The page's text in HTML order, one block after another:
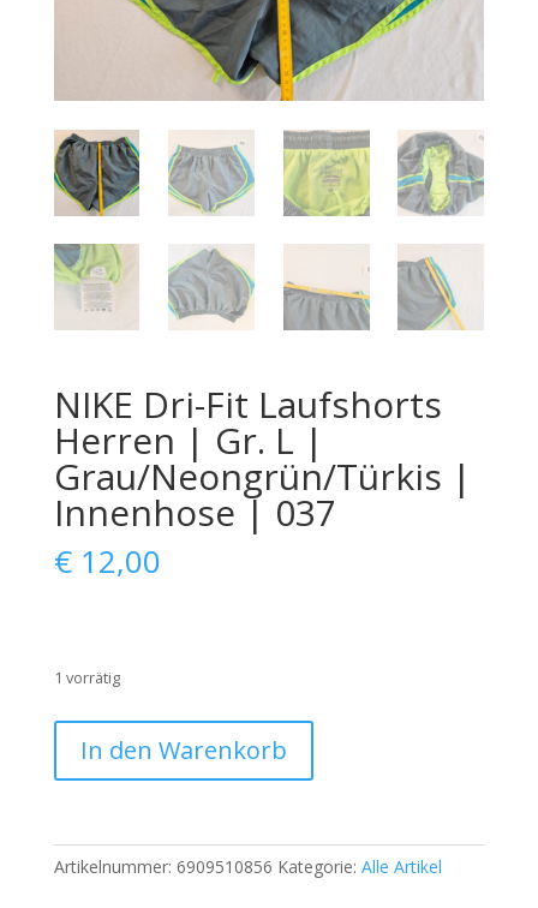
NIKE Dri-Fit Laufshorts
Herren | Gr. L |
Grau/Neongrün/Türkis |
Innenhose | 037
€12,00
1 vorrätig
Fit
Herren
|
In den Warenkorb
Artikelnummer: 6909510856 Kategorie: Alle Artikel